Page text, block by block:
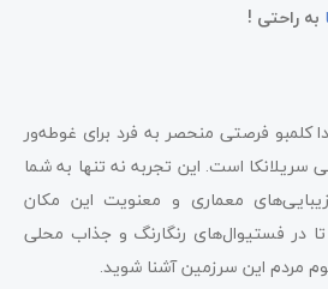
به راحتی !
کلمبو فرصتی منحصر به فرد برای غوطه‌ور
است. این تجربه نه تنها به شما
معماری و معنویت این مکان
در فستیوال‌های رنگارنگ و جذاب محلی
مردم این سرزمین آشنا شوید.